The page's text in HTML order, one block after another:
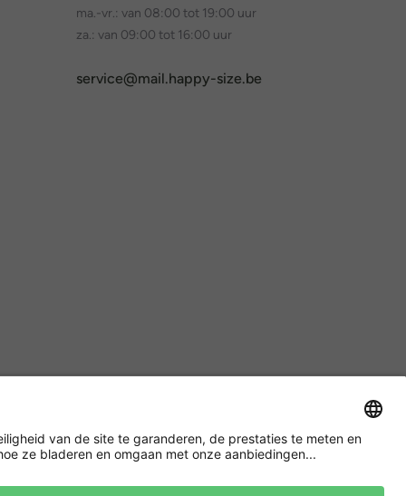
ma.-vr.: van 08:00 tot 19:00 uur
za.: van 09:00 tot 16:00 uur
service@mail.happy-size.be